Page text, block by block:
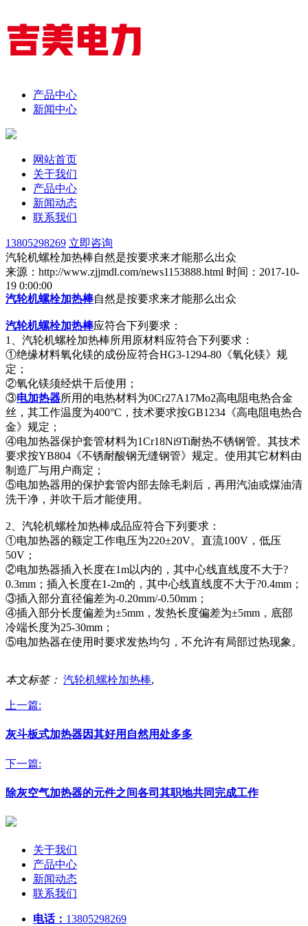
产品中心
新闻中心
网站首页
关于我们
产品中心
新闻动态
联系我们
13805298269 立即咨询
汽轮机螺栓加热棒自然是按要求来才能那么出众
来源：http://www.zjjmdl.com/news1153888.html 时间：2017-10-
19 0:00:00
汽轮机螺栓加热棒自然是按要求来才能那么出众
汽轮机螺栓加热棒应符合下列要求：
1、汽轮机螺栓加热棒所用原材料应符合下列要求：
①绝缘材料氧化镁的成份应符合HG3-1294-80《氧化镁》规
定；
②氧化镁须经烘干后使用；
③电加热器所用的电热材料为0Cr27A17Mo2高电阻电热合金
丝，其工作温度为400°C，技术要求按GB1234《高电阻电热合
金》规定；
④电加热器保护套管材料为1Cr18Ni9Ti耐热不锈钢管。其技术
要求按YB804《不锈耐酸钢无缝钢管》规定。使用其它材料由
制造厂与用户商定；
⑤电加热器用的保护套管内部去除毛刺后，再用汽油或煤油清
洗干净，并吹干后才能使用。
2、汽轮机螺栓加热棒成品应符合下列要求：
①电加热器的额定工作电压为220±20V。直流100V，低压
50V；
②电加热器插入长度在1m以内的，其中心线直线度不大于?
0.3mm；插入长度在1-2m的，其中心线直线度不大于?0.4mm；
③插入部分直径偏差为-0.20mm/-0.50mm；
④插入部分长度偏差为±5mm，发热长度偏差为±5mm，底部
冷端长度为25-30mm；
⑤电加热器在使用时要求发热均匀，不允许有局部过热现象。
本文标签： 汽轮机螺栓加热棒,
上一篇:
灰斗板式加热器因其好用自然用处多多
下一篇:
除灰空气加热器的元件之间各司其职地共同完成工作
关于我们
产品中心
新闻动态
联系我们
电话： 13805298269